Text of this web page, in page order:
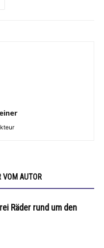
VOM AUTOR
Räder rund um den